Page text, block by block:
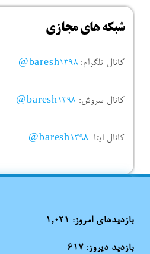
شبکه های مجازی
کانال تلگرام: baresh1398@
کانال سروش: baresh1398@
کانال ایتا: baresh1398@
بازدیدهای امروز: 1,021
بازدید دیروز:617